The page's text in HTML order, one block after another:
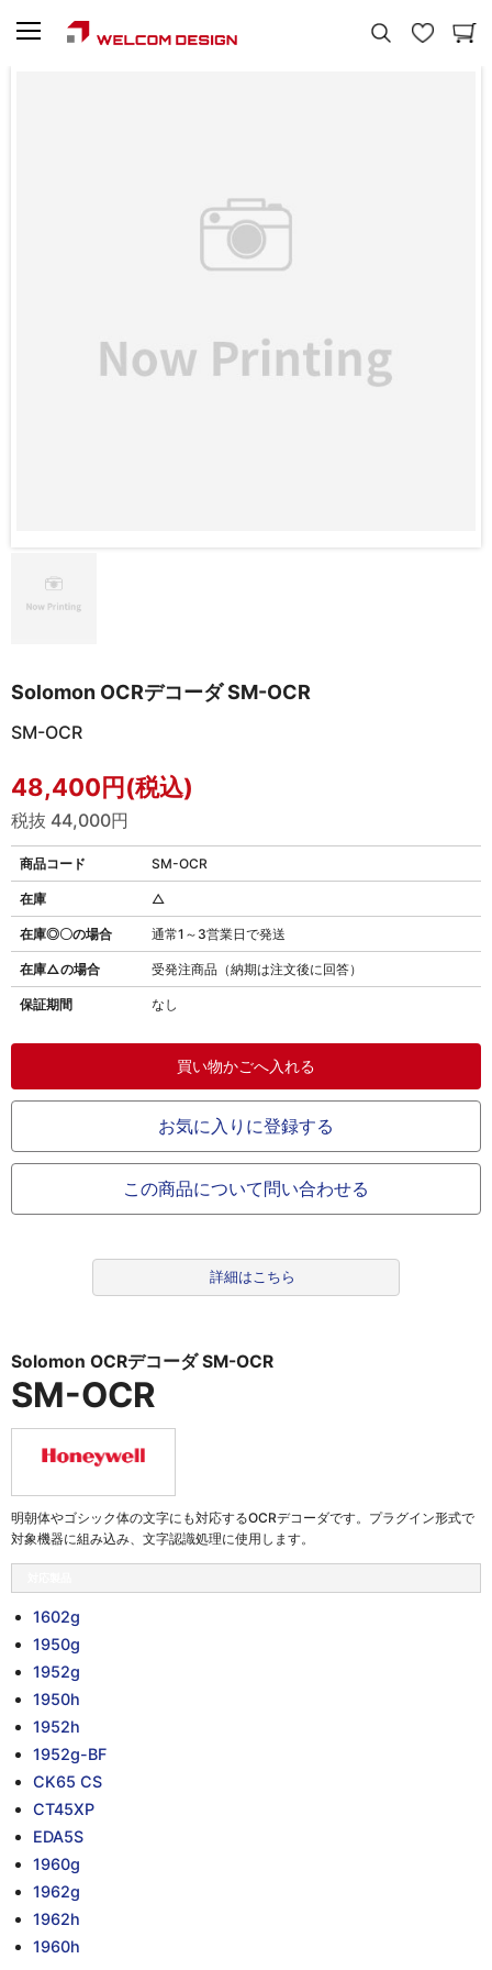
Solomon OCRデコーダ SM-OCR
SM-OCR
48,400円(税込)
税抜 44,000円
商品コード SM-OCR
在庫◎〇の場合 通常1～3営業日で発送
在庫△の場合 受発注商品（納期は注文後に回答）
保証期間 なし
在庫 △
お気に入りに登録する
この商品について問い合わせる
詳細はこちら
Solomon OCRデコーダ SM-OCR
SM-OCR
明朝体やゴシック体の文字にも対応するOCRデコーダです。プラグイン形式で
対象機器に組み込み、文字認識処理に使用します。
1602g
1950g
1952g
1950h
1952h
1952g-BF
CK65 CS
CT45XP
EDA5S
1960g
1962g
1962h
1960h